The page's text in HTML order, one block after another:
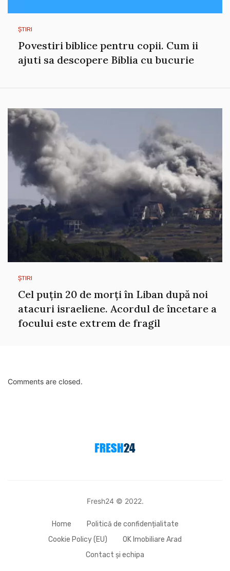
ȘTIRI
Povestiri biblice pentru copii. Cum ii
ajuti sa descopere Biblia cu bucurie
ȘTIRI
Cel puțin 20 de morți în Liban după noi
atacuri israeliene. Acordul de încetare a
focului este extrem de fragil
Comments are closed.
Fresh24 © 2022.
Home
Politică de confidențialitate
Cookie Policy (EU)
OK Imobiliare Arad
Contact și echipa